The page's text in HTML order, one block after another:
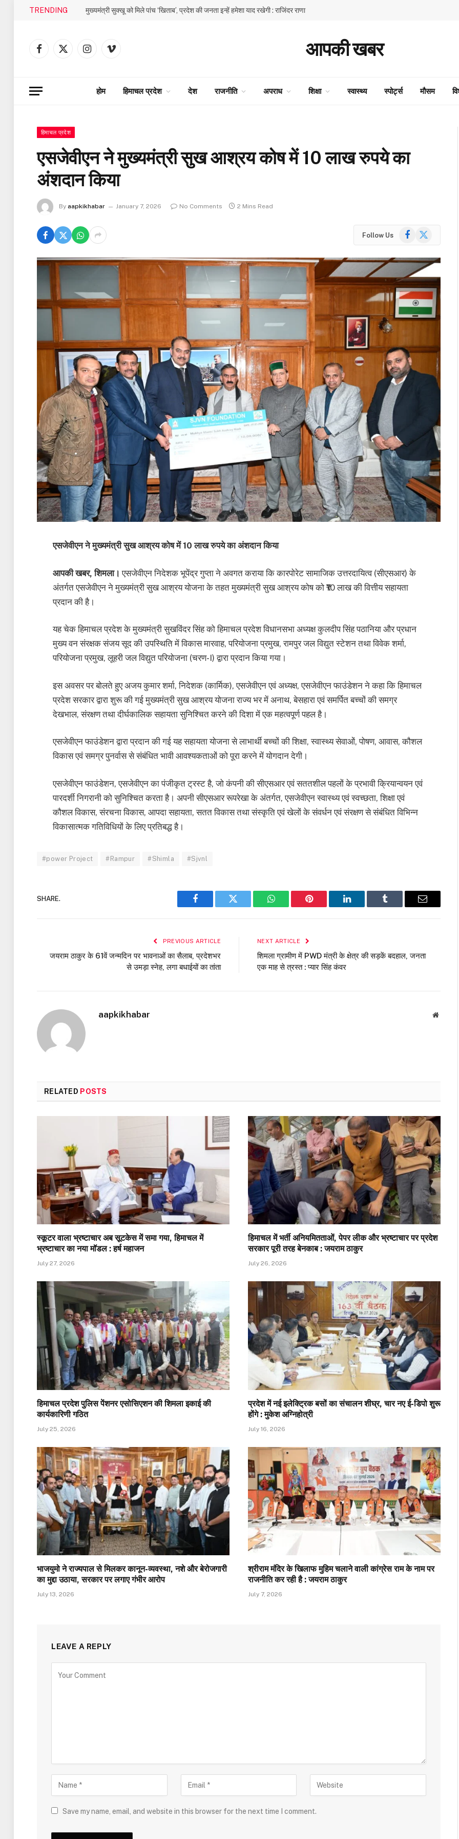
TRENDING मुख्यमंत्री सुक्खू को मिले पांच ‘खिताब’, प्रदेश की जनता इन्हें हमेशा याद रखेगी : राजिंदर राणा
Facebook
X
InstagramVimeo आपकी खबर
होम हिमाचल प्रदेश देश राजनीति अपराध शिक्षा स्वास्थ्य स्पोर्ट्स मौसम
हिमाचल प्रदेश
एसजेवीएन ने मुख्यमंत्री सुख आश्रय कोष में 10 लाख रुपये का
अंशदान किया
By aapkikhabar January 7, 2026 No Comments 2 Mins Read
Follow Us Facebook
X
एसजेवीएन ने मुख्यमंत्री सुख आश्रय कोष में 10 लाख रुपये का अंशदान किया
आपकी खबर, शिमला। एसजेवीएन निदेशक भूपेंद्र गुप्ता ने अवगत कराया कि कारपोरेट सामाजिक उत्तरदायित्व (सीएसआर) के
अंतर्गत एसजेवीएन ने मुख्यमंत्री सुख आश्रय योजना के तहत मुख्यमंत्री सुख आश्रय कोष को ₹10 लाख की वित्तीय सहायता
प्रदान की है।
यह चेक हिमाचल प्रदेश के मुख्यमंत्री सुखविंदर सिंह को हिमाचल प्रदेश विधानसभा अध्यक्ष कुलदीप सिंह पठानिया और प्रधान
मुख्य वन संरक्षक संजय सूद की उपस्थिति में विकास मारवाह, परियोजना प्रमुख, रामपुर जल विद्युत स्टेशन तथा विवेक शर्मा,
परियोजना प्रमुख, लूहरी जल विद्युत परियोजना (चरण-I) द्वारा प्रदान किया गया।
इस अवसर पर बोलते हुए अजय कुमार शर्मा, निदेशक (कार्मिक), एसजेवीएन एवं अध्यक्ष, एसजेवीएन फाउंडेशन ने कहा कि हिमाचल
प्रदेश सरकार द्वारा शुरू की गई मुख्यमंत्री सुख आश्रय योजना राज्य भर में अनाथ, बेसहारा एवं समर्पित बच्चों की समग्र
देखभाल, संरक्षण तथा दीर्घकालिक सहायता सुनिश्चित करने की दिशा में एक महत्वपूर्ण पहल है।
एसजेवीएन फाउंडेशन द्वारा प्रदान की गई यह सहायता योजना से लाभार्थी बच्चों की शिक्षा, स्वास्थ्य सेवाओं, पोषण, आवास, कौशल
विकास एवं समग्र पुनर्वास से संबंधित भावी आवश्यकताओं को पूरा करने में योगदान देगी।
एसजेवीएन फाउंडेशन, एसजेवीएन का पंजीकृत ट्रस्ट है, जो कंपनी की सीएसआर एवं सततशील पहलों के प्रभावी क्रियान्वयन एवं
पारदर्शी निगरानी को सुनिश्चित करता है। अपनी सीएसआर रूपरेखा के अंतर्गत, एसजेवीएन स्वास्थ्य एवं स्वच्छता, शिक्षा एवं
कौशल विकास, संरचना विकास, आपदा सहायता, सतत विकास तथा संस्कृति एवं खेलों के संवर्धन एवं संरक्षण से संबंधित विभिन्न
विकासात्मक गतिविधियों के लिए प्रतिबद्ध है।
#power Project #Rampur #Shimla #Sjvnl
SHARE.
Facebook Twitter WhatsAppPinterest LinkedIn Tumblr Email
PREVIOUS ARTICLE
जयराम ठाकुर के 61वें जन्मदिन पर भावनाओं का सैलाब, प्रदेशभर
से उमड़ा स्नेह, लगा बधाईयों का तांता
NEXT ARTICLE
शिमला ग्रामीण में PWD मंत्री के क्षेत्र की सड़कें बदहाल, जनता
एक माह से त्रस्त : प्यार सिंह कंवर
aapkikhabar
RELATED POSTS
स्कूटर वाला भ्रष्टाचार अब सूटकेस में समा गया, हिमाचल में
भ्रष्टाचार का नया मॉडल : हर्ष महाजन
July 27, 2026
हिमाचल में भर्ती अनियमितताओं, पेपर लीक और भ्रष्टाचार पर प्रदेश
सरकार पूरी तरह बेनकाब : जयराम ठाकुर
July 26, 2026
हिमाचल प्रदेश पुलिस पेंशनर एसोसिएशन की शिमला इकाई की
कार्यकारिणी गठित
July 25, 2026
प्रदेश में नई इलेक्ट्रिक बसों का संचालन शीघ्र, चार नए ई-डिपो शुरू
होंगे : मुकेश अग्निहोत्री
July 16, 2026
भाजयुमो ने राज्यपाल से मिलकर कानून-व्यवस्था, नशे और बेरोजगारी
का मुद्दा उठाया, सरकार पर लगाए गंभीर आरोप
July 13, 2026
श्रीराम मंदिर के खिलाफ मुहिम चलाने वाली कांग्रेस राम के नाम पर
राजनीति कर रही है : जयराम ठाकुर
July 7, 2026
LEAVE A REPLY
Save my name, email, and website in this browser for the next time I comment.